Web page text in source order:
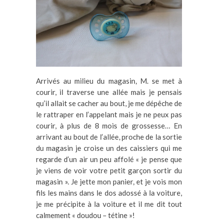
Arrivés au milieu du magasin, M. se met à
courir, il traverse une allée mais je pensais
qu’il allait se cacher au bout, je me dépêche de
le rattraper en l’appelant mais je ne peux pas
courir, à plus de 8 mois de grossesse… En
arrivant au bout de l’allée, proche de la sortie
du magasin je croise un des caissiers qui me
regarde d’un air un peu affolé « je pense que
je viens de voir votre petit garçon sortir du
magasin ». Je jette mon panier, et je vois mon
fils les mains dans le dos adossé à la voiture,
je me précipite à la voiture et il me dit tout
calmement « doudou – tétine »!